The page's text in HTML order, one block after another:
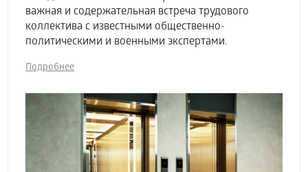
важная и содержательная встреча трудового
коллектива с известными общественно-
политическими и военными экспертами.
Подробнее